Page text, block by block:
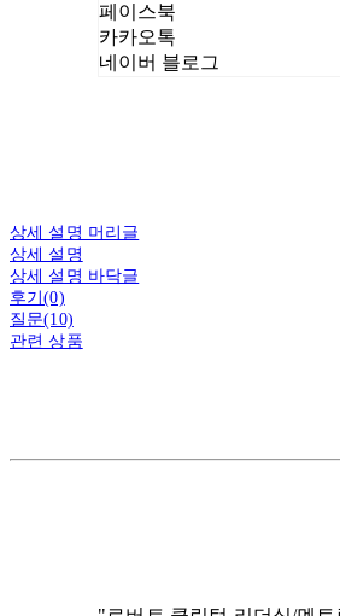
페이스북
카카오톡
네이버 블로그
상세 설명 머리글
상세 설명
상세 설명 바닥글
후기(0)
질문(10)
관련 상품